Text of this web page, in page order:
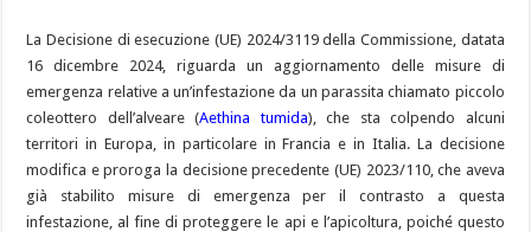
La Decisione di esecuzione (UE) 2024/3119 della Commissione, datata
16 dicembre 2024, riguarda un aggiornamento delle misure di
emergenza relative a un’infestazione da un parassita chiamato piccolo
coleottero dell’alveare (Aethina tumida), che sta colpendo alcuni
territori in Europa, in particolare in Francia e in Italia. La decisione
modifica e proroga la decisione precedente (UE) 2023/110, che aveva
già stabilito misure di emergenza per il contrasto a questa
infestazione, al fine di proteggere le api e l’apicoltura, poiché questo